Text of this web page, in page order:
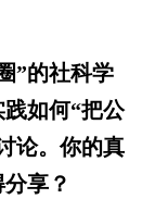
”的社科学
如何“把公
论。你的真
享？